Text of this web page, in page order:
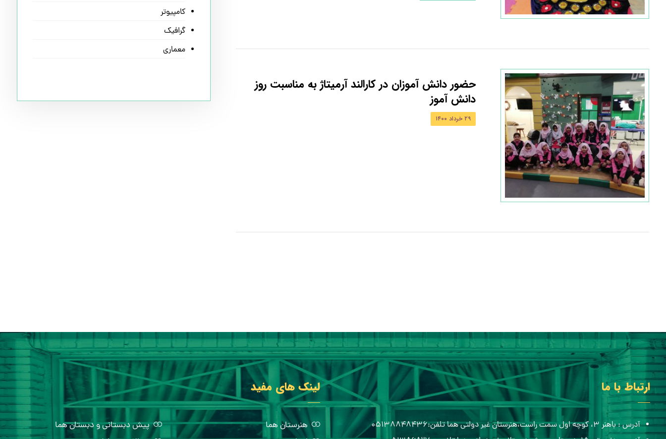
حضور دانش آموزان در کارالند آرمیتاژ به مناسبت روز
دانش آموز
۲۹ خرداد ۱۴۰۰
کامپیوتر
گرافیک
معماری
ارتباط با ما
آدرس : باهنر ۳، کوچه اول سمت راست،هنرستان غیر دولتی هما تلفن:۰۵۱۳۸۸۴۸۴۳۶
لینک های مفید
هنرستان هما
پیش دبستانی و دبستان هما